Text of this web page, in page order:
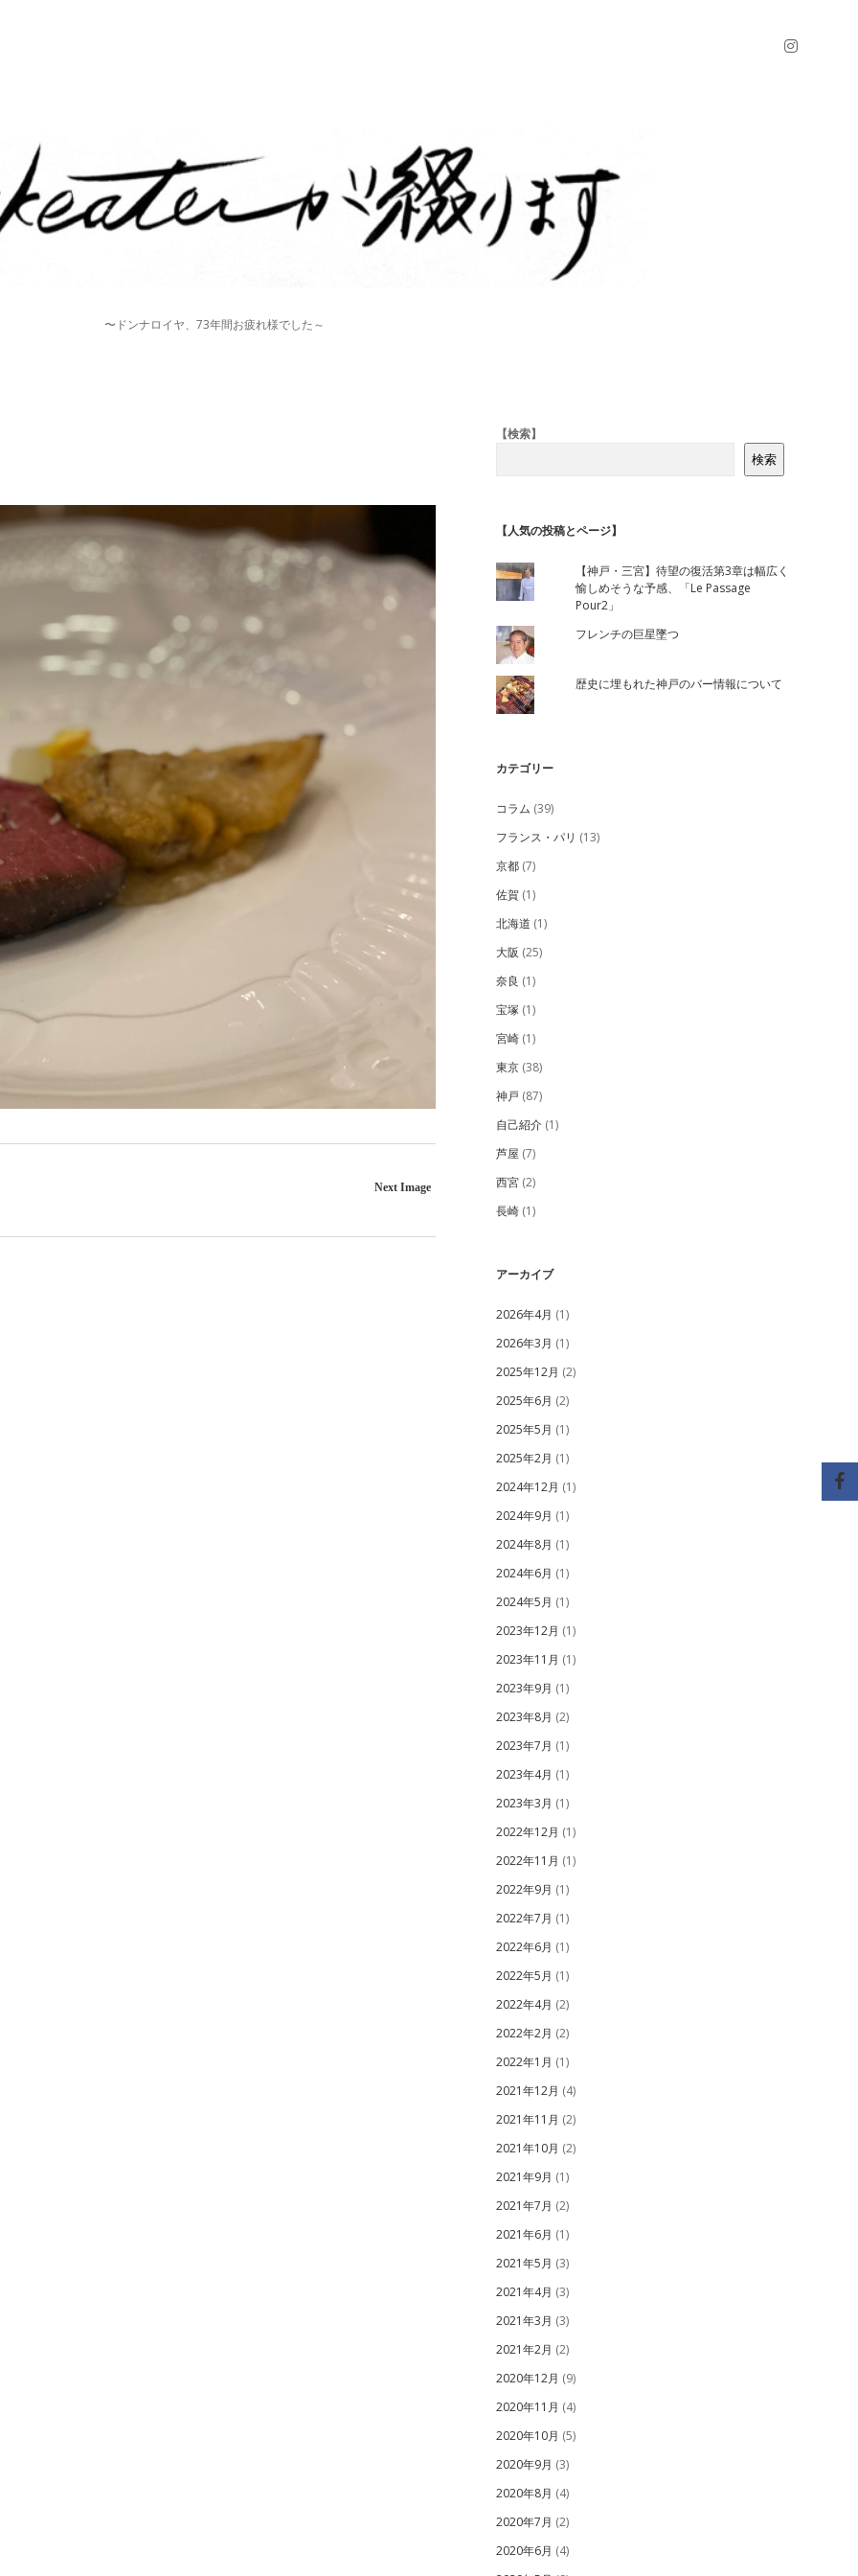
〜ドンナロイヤ、73年間お疲れ様でした～
Next Image
Sidebar
【検索】
検索
【人気の投稿とページ】
【神戸・三宮】待望の復活第3章は幅広く
愉しめそうな予感、「Le Passage
Pour2」
フレンチの巨星墜つ
歴史に埋もれた神戸のバー情報について
カテゴリー
コラム (39)
フランス・パリ (13)
京都(7)
佐賀(1)
北海道 (1)
大阪 (25)
奈良 (1)
宝塚(1)
宮崎(1)
東京(38)
神戸 (87)
自己紹介(1)
芦屋 (7)
西宮(2)
長崎(1)
アーカイブ
2026年4月 (1)
2026年3月 (1)
2025年12月 (2)
2025年6月 (2)
2025年5月 (1)
2025年2月 (1)
2024年12月 (1)
2024年9月 (1)
2024年8月 (1)
2024年6月 (1)
2024年5月 (1)
2023年12月 (1)
2023年11月 (1)
2023年9月 (1)
2023年8月 (2)
2023年7月 (1)
2023年4月 (1)
2023年3月 (1)
2022年12月 (1)
2022年11月 (1)
2022年9月 (1)
2022年7月 (1)
2022年6月 (1)
2022年5月 (1)
2022年4月 (2)
2022年2月 (2)
2022年1月 (1)
2021年12月 (4)
2021年11月 (2)
2021年10月 (2)
2021年9月 (1)
2021年7月 (2)
2021年6月 (1)
2021年5月 (3)
2021年4月 (3)
2021年3月 (3)
2021年2月 (2)
2020年12月 (9)
2020年11月 (4)
2020年10月 (5)
2020年9月 (3)
2020年8月 (4)
2020年7月 (2)
2020年6月 (4)